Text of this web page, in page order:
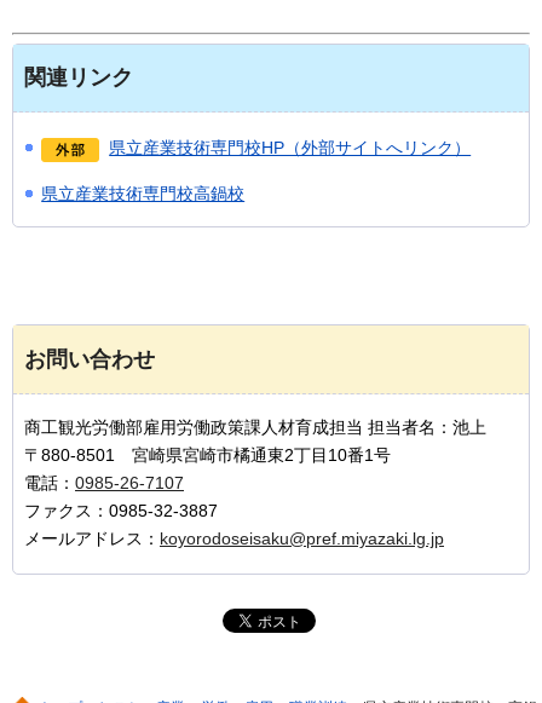
関連リンク
県立産業技術専門校HP（外部サイトへリンク）
県立産業技術専門校高鍋校
お問い合わせ
商工観光労働部雇用労働政策課人材育成担当 担当者名：池上
〒880-8501 宮崎県宮崎市橘通東2丁目10番1号
電話： 0985-26-7107
ファクス：0985-32-3887
メールアドレス： koyorodoseisaku@pref.miyazaki.lg.jp